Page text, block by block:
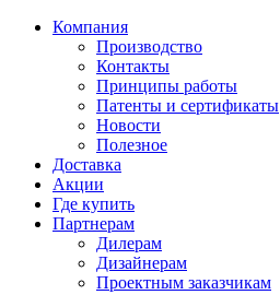
Компания
Производство
Контакты
Принципы работы
Патенты и сертификаты
Новости
Полезное
Доставка
Акции
Где купить
Партнерам
Дилерам
Дизайнерам
Проектным заказчикам